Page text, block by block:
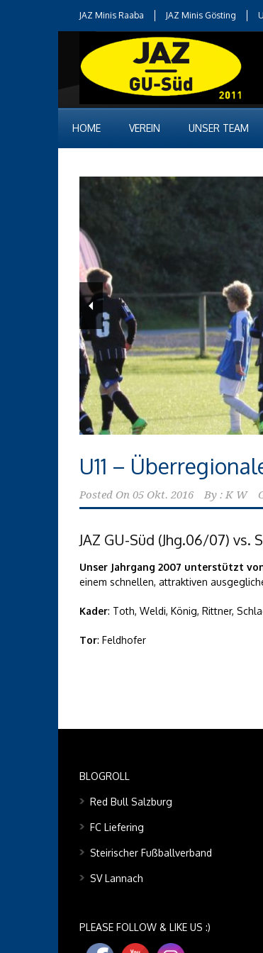
JAZ Minis Raaba JAZ Minis Gösting
HOME VEREIN UNSER TEAM
U11 –
Posted On 05 Okt. 2016 By : K W
JAZ GU-Süd (Jhg.06/07) vs.
Unser Jahrgang 2007 unterstützt
einem schnellen, attraktiven
Kader: Toth, Weldi, König, Rittner,
Tor: Feldhofer
BLOGROLL
Red Bull Salzburg
FC Liefering
Steirischer Fußballverband
SV Lannach
PLEASE FOLLOW & LIKE US :)